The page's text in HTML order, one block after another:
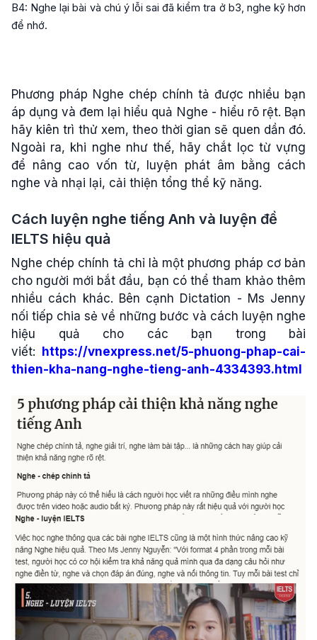
B4: Nghe lại bài và chú ý lỗi sai đã kiểm tra ở b3, nghe kỹ hơn
để nhớ.
Phương pháp Nghe chép chính tả được nhiều bạn
áp dụng và đem lại hiểu quả Nghe - hiểu rõ rệt. Bạn
hãy kiên trì thử xem, theo thời gian sẽ quen dần đó.
Ngoài ra, khi nghe như thế, hãy chắt lọc từ vựng
để nâng cao vốn từ, luyện phát âm bằng cách
nghe và nhại lại, cải thiện tổng thể kỹ năng.
Cách luyện nghe tiếng Anh và luyện đề
IELTS hiệu quả
Nghe chép chính tả chỉ là một phương pháp cơ bản
cho người mới bắt đầu, bạn có thể tham khảo thêm
nhiều cách khác. Bên cạnh Dictation - Ms Jenny
nối tiếp chia sẻ về những bước và cách luyện nghe
hiệu quả cho các bạn trong bài
viết: https://vnexpress.net/5-phuong-phap-cai-
thien-kha-nang-nghe-tieng-anh-4334393.html